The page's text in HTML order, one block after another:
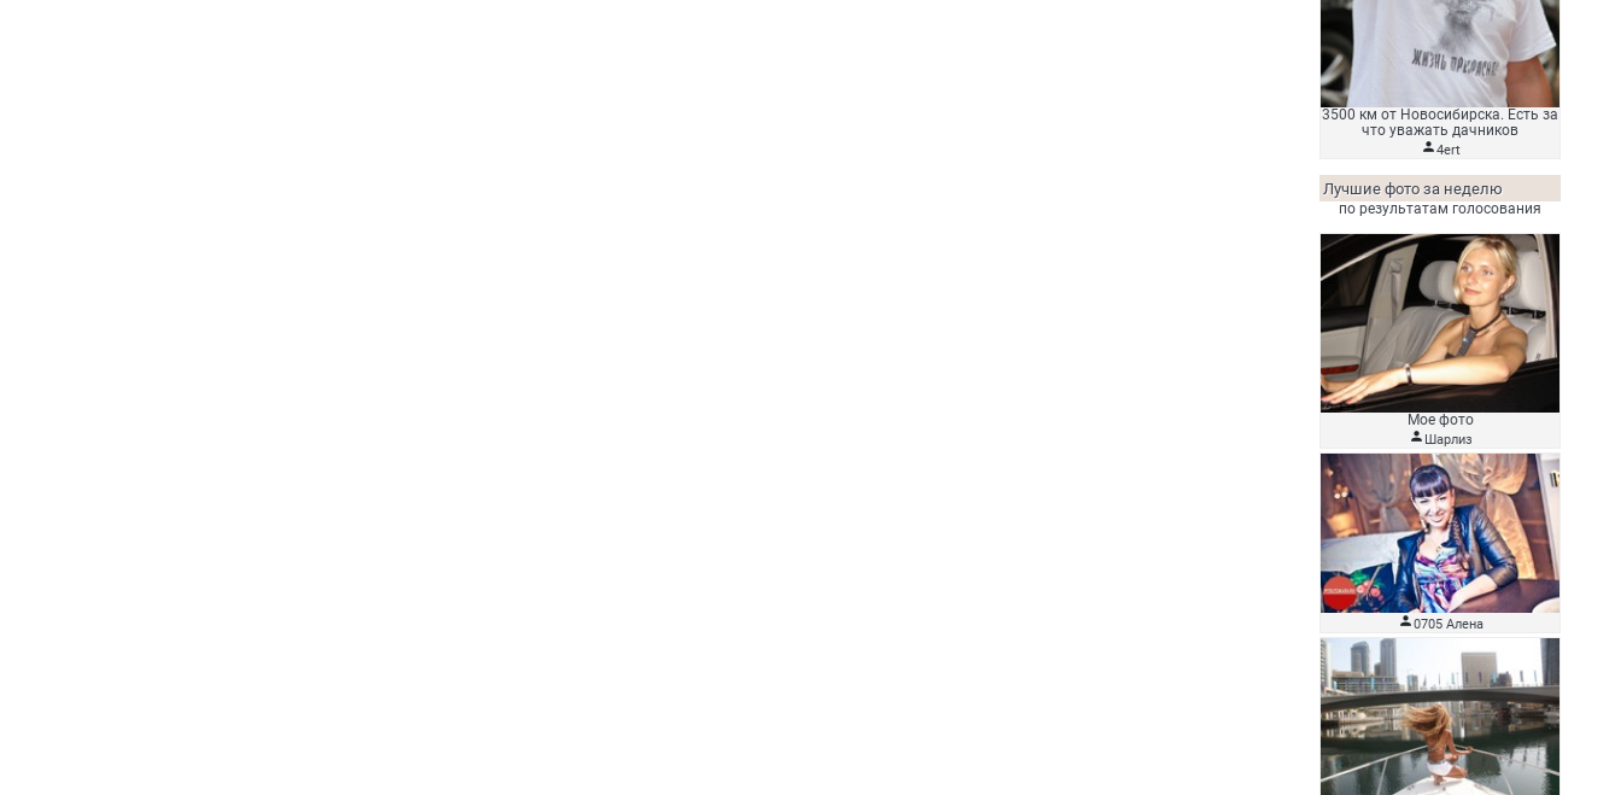
3500 км от Новосибирска. Есть за
что уважать дачников
4ert
Лучшие фото за неделю
по результатам голосования
Мое фото
 Шарлиз
0705 Алена